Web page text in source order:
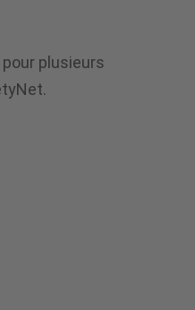
plusieurs